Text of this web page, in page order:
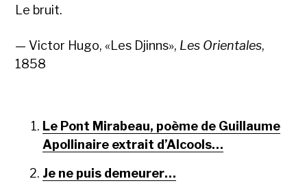
Le bruit.
— Victor Hugo, «Les Djinns», Les Orientales,
1858
Le Pont Mirabeau, poème de Guillaume
Apollinaire extrait d’Alcools…
Je ne puis demeurer…